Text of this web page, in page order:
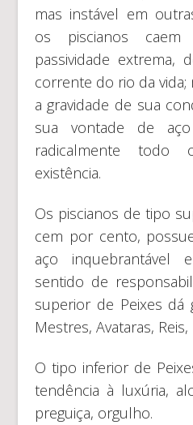
mas instável em
os piscianos
passividade extrema,
corrente do rio da vida;
a gravidade de sua
sua vontade de
radicalmente
existência.
Os piscianos de tipo
cem por cento,
aço inquebrantável
sentido de
superior de Peixes dá
Mestres, Avataras,
O tipo inferior de
tendência à luxúria,
preguiça, orgulho.